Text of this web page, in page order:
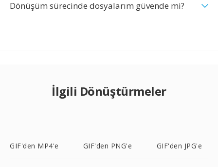
Dönüşüm sürecinde dosyalarım güvende mi?
İlgili Dönüştürmeler
GIF'den MP4'e GIF'den PNG'e GIF'den JPG'e